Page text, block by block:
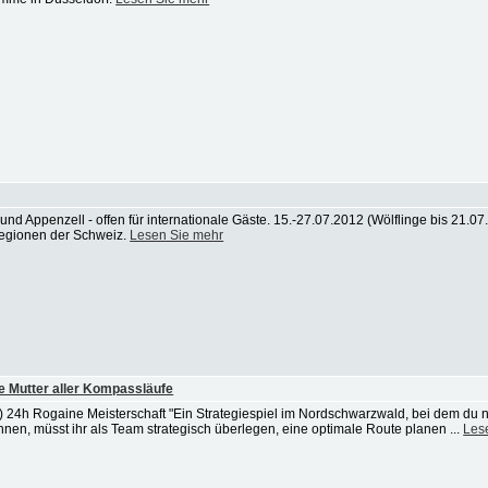
Appenzell - offen für internationale Gäste. 15.-27.07.2012 (Wölflinge bis
der Schweiz. Lesen Sie mehr
Mutter aller Kompassläufe
Rogaine Meisterschaft "Ein Strategiespiel im Nordschwarzwald, bei dem du
müsst ihr als Team strategisch überlegen, eine optimale Route planen ...